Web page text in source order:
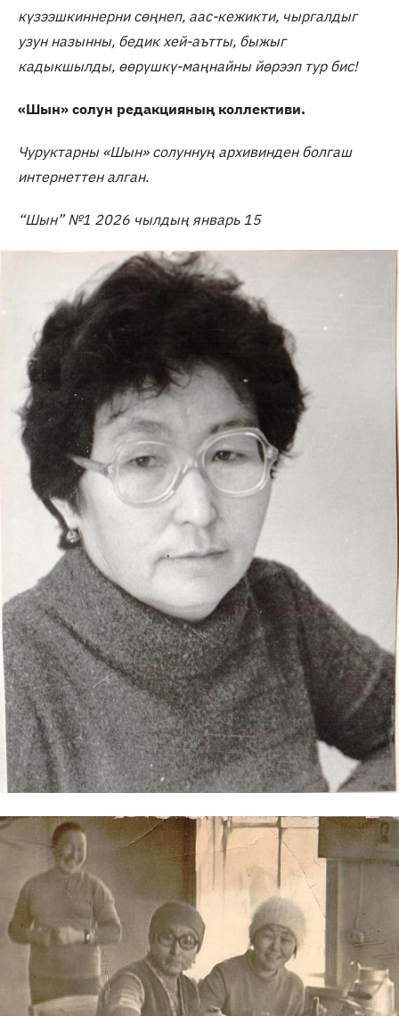
күзээшкиннерни сөңнеп, аас-кежикти, чыргалдыг
узун назынны, бедик хей-аътты, быжыг
кадыкшылды, өөрүшкү-маңнайны йөрээп тур бис!
«Шын» солун редакцияның коллективи.
Чуруктарны «Шын» солуннуң архивинден болгаш
интернеттен алган.
“Шын” №1 2026 чылдың январь 15